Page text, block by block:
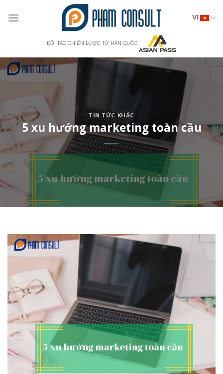
VI
ĐỐI TÁC CHIẾN LƯỢC TỪ HÀN QUỐC
TIN TỨC KHÁC
5 xu hướng marketing toàn cầu